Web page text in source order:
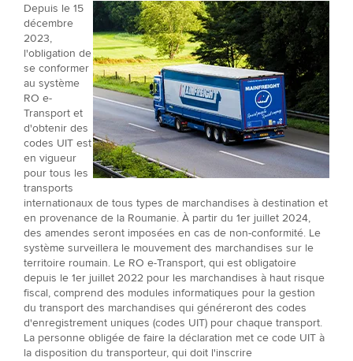
Depuis le 15
décembre
2023,
l'obligation de
se conformer
au système
RO e-
Transport et
d'obtenir des
codes UIT est
en vigueur
pour tous les
transports
internationaux de tous types de marchandises à destination et
en provenance de la Roumanie. À partir du 1er juillet 2024,
des amendes seront imposées en cas de non-conformité. Le
système surveillera le mouvement des marchandises sur le
territoire roumain. Le RO e-Transport, qui est obligatoire
depuis le 1er juillet 2022 pour les marchandises à haut risque
fiscal, comprend des modules informatiques pour la gestion
du transport des marchandises qui généreront des codes
d'enregistrement uniques (codes UIT) pour chaque transport.
La personne obligée de faire la déclaration met ce code UIT à
la disposition du transporteur, qui doit l'inscrire